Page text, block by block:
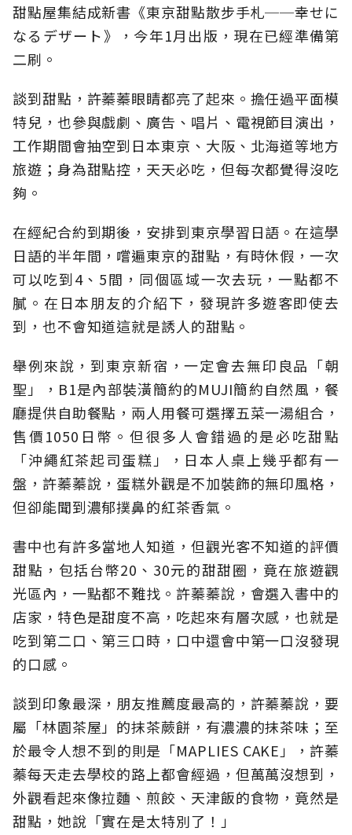
甜點屋集結成新書《東京甜點散步手札──幸せに
なるデザート》，今年1月出版，現在已經準備第
二刷。
談到甜點，許蓁蓁眼睛都亮了起來。擔任過平面模
特兒，也參與戲劇、廣告、唱片、電視節目演出，
工作期間會抽空到日本東京、大阪、北海道等地方
旅遊；身為甜點控，天天必吃，但每次都覺得沒吃
夠。
在經紀合約到期後，安排到東京學習日語。在這學
日語的半年間，嚐遍東京的甜點，有時休假，一次
可以吃到4、5間，同個區域一次去玩，一點都不
膩。在日本朋友的介紹下，發現許多遊客即使去
到，也不會知道這就是誘人的甜點。
舉例來說，到東京新宿，一定會去無印良品「朝
聖」，B1是內部裝潢簡約的MUJI簡約自然風，餐
廳提供自助餐點，兩人用餐可選擇五菜一湯組合，
售價1050日幣。但很多人會錯過的是必吃甜點
「沖繩紅茶起司蛋糕」，日本人桌上幾乎都有一
盤，許蓁蓁說，蛋糕外觀是不加裝飾的無印風格，
但卻能聞到濃郁撲鼻的紅茶香氣。
書中也有許多當地人知道，但觀光客不知道的評價
甜點，包括台幣20、30元的甜甜圈，竟在旅遊觀
光區內，一點都不難找。許蓁蓁說，會選入書中的
店家，特色是甜度不高，吃起來有層次感，也就是
吃到第二口、第三口時，口中還會中第一口沒發現
的口感。
談到印象最深，朋友推薦度最高的，許蓁蓁說，要
屬「林園茶屋」的抹茶蕨餅，有濃濃的抹茶味；至
於最令人想不到的則是「MAPLIES CAKE」，許蓁
蓁每天走去學校的路上都會經過，但萬萬沒想到，
外觀看起來像拉麵、煎餃、天津飯的食物，竟然是
甜點，她說「實在是太特別了！」